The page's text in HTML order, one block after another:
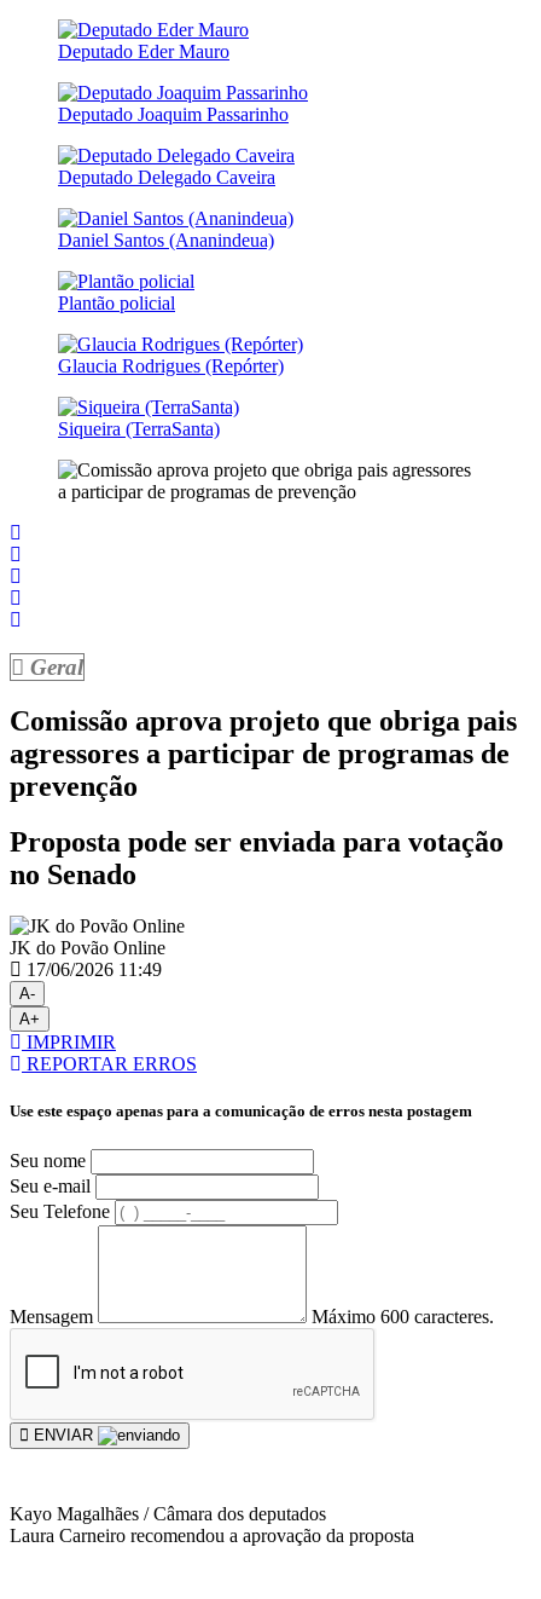
Deputado Eder Mauro
Deputado Joaquim Passarinho
Deputado Delegado Caveira
Daniel Santos (Ananindeua)
Plantão policial
Glaucia Rodrigues (Repórter)
Siqueira (TerraSanta)
Geral
Comissão aprova projeto que obriga pais
agressores a participar de programas de
prevenção
Proposta pode ser enviada para votação
no Senado
JK do Povão Online
17/06/2026 11:49
A-
A+
IMPRIMIR
REPORTAR ERROS
Use este espaço apenas para a comunicação de erros nesta postagem
Seu nome
Seu e-mail
Seu Telefone
Mensagem Máximo 600 caracteres.
ENVIAR
Kayo Magalhães / Câmara dos deputados
Laura Carneiro recomendou a aprovação da proposta